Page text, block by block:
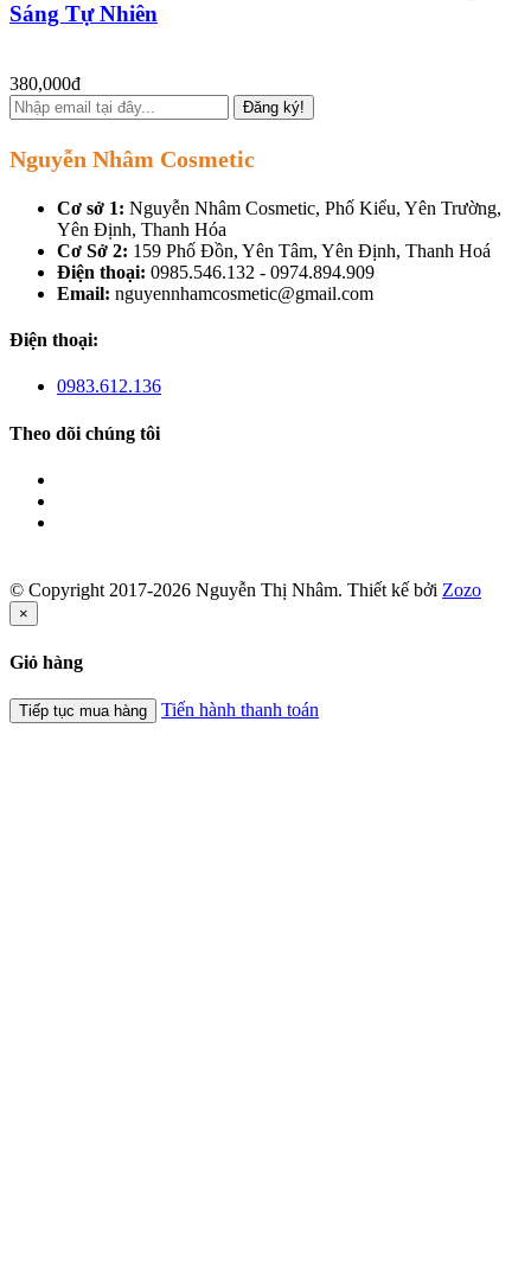
Sáng Tự Nhiên
380,000đ
Đăng ký!
Nguyễn Nhâm Cosmetic
Cơ sở 1: Nguyễn Nhâm Cosmetic, Phố Kiểu, Yên Trường,
Yên Định, Thanh Hóa
Cơ Sở 2: 159 Phố Đồn, Yên Tâm, Yên Định, Thanh Hoá
Điện thoại: 0985.546.132 - 0974.894.909
Email: nguyennhamcosmetic@gmail.com
Điện thoại:
0983.612.136
Theo dõi chúng tôi
© Copyright 2017-2026 Nguyễn Thị Nhâm. Thiết kế bởi Zozo
×
Giỏ hàng
Tiếp tục mua hàng Tiến hành thanh toán